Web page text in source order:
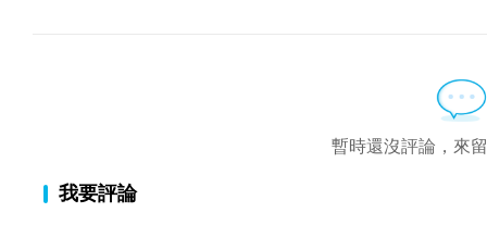
暫時還沒評論，來
我要評論